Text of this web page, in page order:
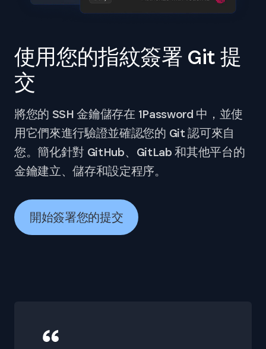
使用您的指紋簽署 Git 提
交
將您的 SSH 金鑰儲存在 1Password 中，並使
用它們來進行驗證並確認您的 Git 認可來自
您。簡化針對 GitHub、GitLab 和其他平台的
金鑰建立、儲存和設定程序。
開始簽署您的提交